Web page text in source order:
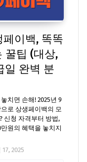
페이백, 똑똑
꿀팁 (대상,
일 완벽 분
치면 손해! 2025년 9
로 상생페이백의 모
신청 자격부터 방법,
원의 혜택을 놓치지
17, 2025